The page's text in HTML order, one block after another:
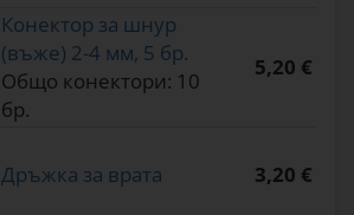
Конектор за шнур
(въже) 2-4 мм, 5 бр.
Общо конектори: 10
бр.
5,20 €
Дръжка за врата 3,20 €